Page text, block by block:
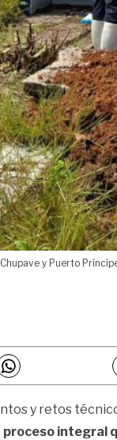
y Puerto
y retos
proceso integral